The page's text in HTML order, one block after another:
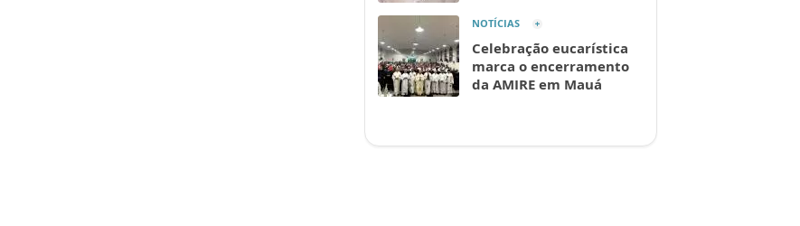
NOTÍCIAS
Celebração eucarística
marca o encerramento
da AMIRE em Mauá